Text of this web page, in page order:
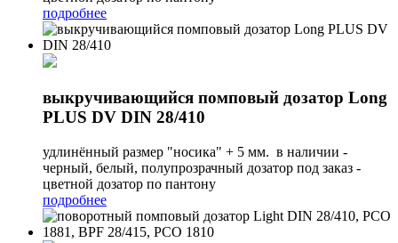
подробнее
выкручивающийся помповый дозатор Long
PLUS DV DIN 28/410
удлинённый размер "носика" + 5 мм. в наличии -
черный, белый, полупрозрачный дозатор под заказ -
цветной дозатор по пантону
подробнее